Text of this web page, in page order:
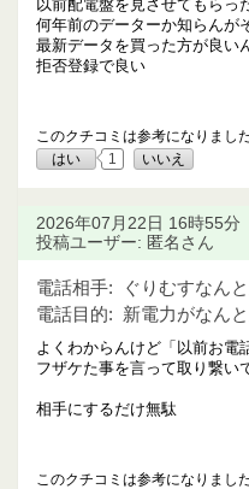
以前配電盤を見させてもらっ
何年前のデーターか知らんが
最新データを買った方が良い
拒否登録で良い
このクチコミは参考になりまし
はい
1 いいえ
2026年07月22日 16時55分
投稿ユーザー: 匿名さん
電話相手:
ぐりむすなん
電話目的: 新電力がなん
よくわからんけど「以前お電
フザケた事を言って取り繋い
相手にするだけ無駄
このクチコミは参考になりまし